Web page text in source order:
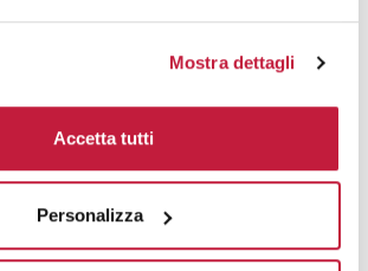
Mostra dettagli
Accetta tutti
Personalizza